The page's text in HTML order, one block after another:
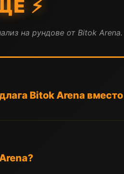
⚡
на рундове от Bitok Arena.
Bitok Arena вместо